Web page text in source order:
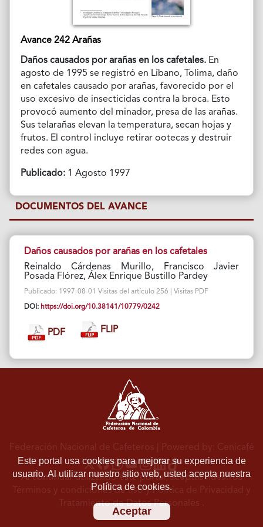
Avance 242 Arañas
Daños causados por arañas en los cafetales. En
agosto de 1995 se registró en Líbano, Tolima, daño
en cafetales causado por arañas, favorecido por el
uso excesivo de insecticidas contra la broca. Esto
provocó aumento del minador, presa de las arañas.
Sus telarañas elevan la temperatura, secan hojas y
frutos. El control incluye retirar ootecas y destruir
redes con agua.
Publicado:1 Agosto 1997
DOCUMENTOS DEL AVANCE
Daños causados por arañas en los cafetales
Reinaldo Cárdenas Murillo, Francisco Javier
Posada Flórez, Álex Enrique Bustillo Pardey
Publicado: 1997-08-01 Visitas del artículo 256 | Visitas PDF
DOI: https://doi.org/10.38141/10779/0242
PDF FLIP
Este portal usa cookies para mejorar su experiencia de
usuario. Al utilizar nuestro sitio web, usted acepta nuestra
Política de cookies.
Aceptar
Federación Nacional de Cafeteros | Powered by: Cenicafé
Al continuar utilizando este portal, aceptas nuestros
Términos y condiciones de usoyPolítica de Privacidad y
Tratamiento de Datos Personales